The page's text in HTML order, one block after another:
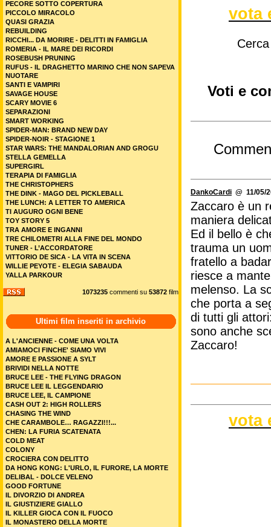
vota
Voti e
DankoCardi @ 11/05/
Zaccaro è un
maniera
Ed il bello è
trauma un
fratello a
riesce a
melenso. La
che porta a
di tutti gli
sono anche
Zaccaro!
vota
PECORE SOTTO COPERTURA
PICCOLO MIRACOLO
QUASI GRAZIA
REBUILDING
RICCHI... DA MORIRE - DELITTI IN FAMIGLIA
ROMERIA - IL MARE DEI RICORDI
ROSEBUSH PRUNING
RUFUS - IL DRAGHETTO MARINO CHE NON SAPEVA
NUOTARE
SANTI E VAMPIRI
SAVAGE HOUSE
SCARY MOVIE 6
SEPARAZIONI
SMART WORKING
SPIDER-MAN: BRAND NEW DAY
SPIDER-NOIR - STAGIONE 1
STAR WARS: THE MANDALORIAN AND GROGU
STELLA GEMELLA
SUPERGIRL
TERAPIA DI FAMIGLIA
THE CHRISTOPHERS
THE DINK - MAGO DEL PICKLEBALL
THE LUNCH: A LETTER TO AMERICA
TI AUGURO OGNI BENE
TOY STORY 5
TRA AMORE E INGANNI
TRE CHILOMETRI ALLA FINE DEL MONDO
TUNER - L’ACCORDATORE
VITTORIO DE SICA - LA VITA IN SCENA
WILLIE PEYOTE - ELEGIA SABAUDA
YALLA PARKOUR
1073235 commenti su 53872 film
Ultimi film inseriti in archivio
A L'ANCIENNE - COME UNA VOLTA
AMIAMOCI FINCHE' SIAMO VIVI
AMORE E PASSIONE A SYLT
BRIVIDI NELLA NOTTE
BRUCE LEE - THE FLYING DRAGON
BRUCE LEE IL LEGGENDARIO
BRUCE LEE, IL CAMPIONE
CASH OUT 2: HIGH ROLLERS
CHASING THE WIND
CHE CARAMBOLE… RAGAZZI!!!...
CHEN: LA FURIA SCATENATA
COLD MEAT
COLONY
CROCIERA CON DELITTO
DA HONG KONG: L'URLO, IL FURORE, LA MORTE
DELIBAL - DOLCE VELENO
GOOD FORTUNE
IL DIVORZIO DI ANDREA
IL GIUSTIZIERE GIALLO
IL KILLER GIOCA CON IL FUOCO
IL MONASTERO DELLA MORTE